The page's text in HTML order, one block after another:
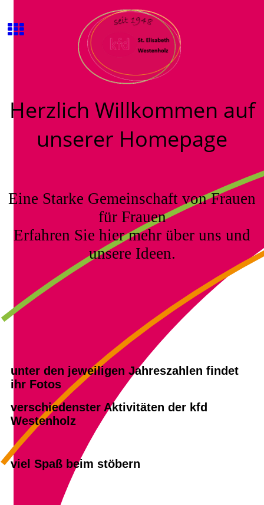
Herzlich Willkommen auf
unserer Homepage
Eine Starke Gemeinschaft von Frauen
für Frauen
Erfahren Sie hier mehr über uns und
unsere Ideen.
unter den jeweiligen Jahreszahlen findet
ihr Fotos
verschiedenster Aktivitäten der kfd
Westenholz
viel Spaß beim stöbern